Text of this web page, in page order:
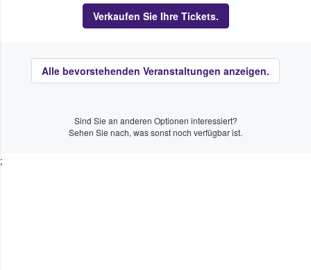
Verkaufen Sie Ihre Tickets.
Alle bevorstehenden Veranstaltungen anzeigen.
Sind Sie an anderen Optionen interessiert?
Sehen Sie nach, was sonst noch verfügbar ist.
;